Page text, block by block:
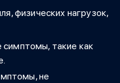
физических нагрузок,
такие как
не